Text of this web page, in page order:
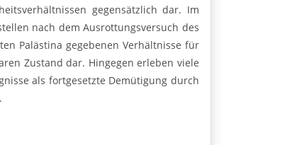
gegensätzlich dar. Im
nach dem Ausrottungsversuch des
Palästina gegebenen Verhältnisse für
Zustand dar. Hingegen erleben viele
als fortgesetzte Demütigung durch